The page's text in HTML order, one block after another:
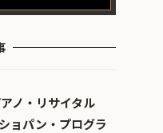
ノ・リサイタル
ョパン・プログラ